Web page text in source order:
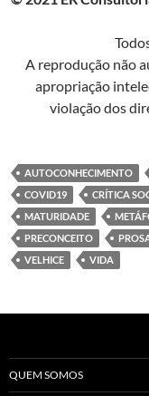
A reprodução não
apropriação
violação dos
AUTOCONHECIMENTO
COVID19
CRÍTICA
MATURIDADE
PRECONCEITO
VELHICE
VIDA
QUEM SOMOS